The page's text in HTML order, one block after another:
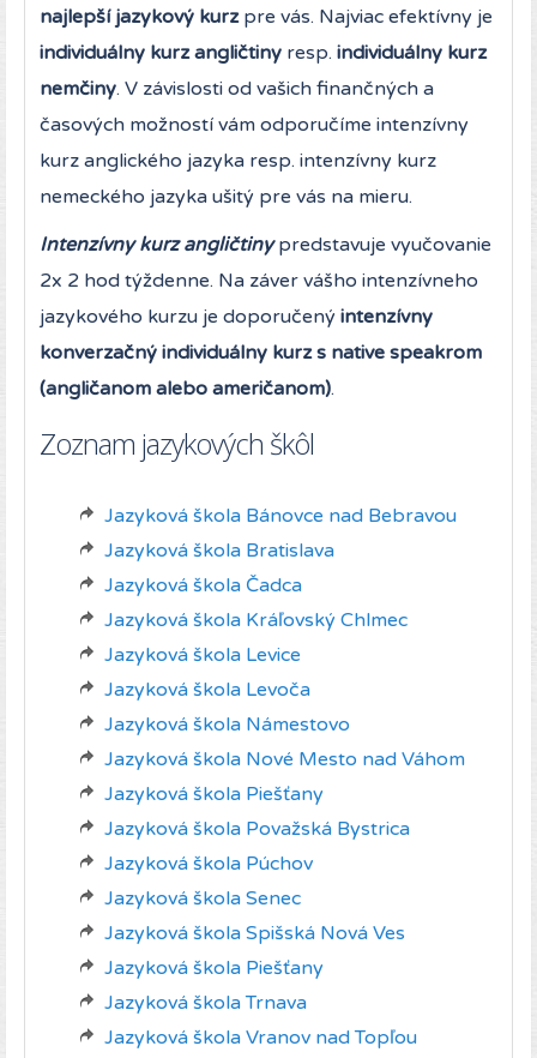
najlepší jazykový kurzpre vás. Najviac efektívny je
individuálny kurz angličtiny resp. individuálny kurz
nemčiny. V závislosti od vašich finančných a
časových možností vám odporučíme intenzívny
kurz anglického jazyka resp. intenzívny kurz
nemeckého jazyka ušitý pre vás na mieru.
Intenzívny kurz angličtinypredstavuje vyučovanie
2x 2 hod týždenne. Na záver vášho intenzívneho
jazykového kurzu je doporučený intenzívny
konverzačný individuálny kurz s native speakrom
(angličanom alebo američanom).
Zoznam jazykových škôl
Jazyková škola Bánovce nad Bebravou
Jazyková škola Bratislava
Jazyková škola Čadca
Jazyková škola Kráľovský Chlmec
Jazyková škola Levice
Jazyková škola Levoča
Jazyková škola Námestovo
Jazyková škola Nové Mesto nad Váhom
Jazyková škola Piešťany
Jazyková škola Považská Bystrica
Jazyková škola Púchov
Jazyková škola Senec
Jazyková škola Spišská Nová Ves
Jazyková škola Piešťany
Jazyková škola Trnava
Jazyková škola Vranov nad Topľou